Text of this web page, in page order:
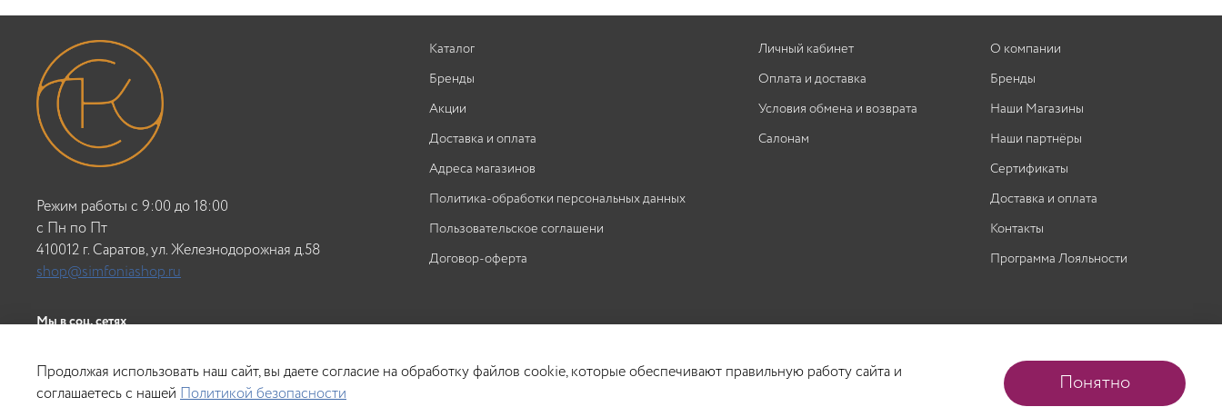
подкрутить прядь как можно больше, но так,
Каталог
Бренды
Акции
Доставка и оплата
Адреса магазинов
Политика-обработки персональных данных
Пользовательское соглашени
Договор-оферта
Личный кабинет
Оплата и доставка
Условия обмена и возврата
Салонам
О компании
Бренды
Наши Магазины
Наши партнёры
Сертификаты
Доставка и оплата
Контакты
Программа Лояльности
Режим работы с 9:00 до 18:00
c Пн по Пт
410012 г. Саратов, ул. Железнодорожная д.58
shop@simfoniashop.ru
Мы в соц. сетях
Продолжая использовать наш сайт, вы даете согласие на обработку файлов cookie, которые обеспечивают правильную работу сайта и
соглашаетесь с нашей Политикой безопасности Понятно